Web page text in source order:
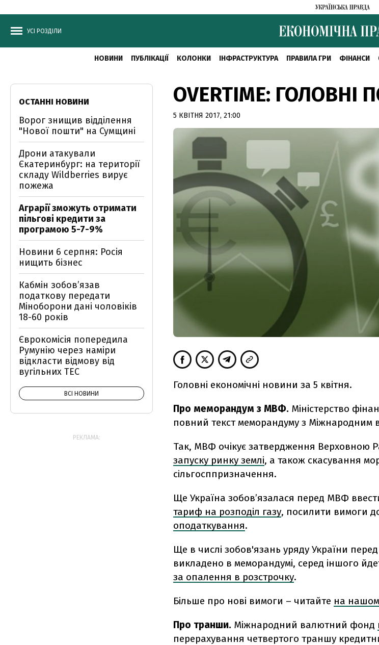
УСІ РОЗДІЛИ
НОВИНИ ПУБЛІКАЦІЇ КОЛОНКИ ІНФРАСТРУКТУРА ПРАВИЛА ГРИ ФІНАНСИ
OVERTIME: ГОЛОВНІ
5 КВІТНЯ 2017, 21:00
Головні економічні новини за 5 квітня.
Про меморандум з МВФ. Міністерство
повний текст меморандуму з
Так, МВФ очікує затвердження Верховною
запуску ринку землі, а також скасування
сільгосппризначення.
Ще Україна зобов’язалася перед МВФ
тариф на розподіл газу, посилити вимоги
оподаткування.
Ще в числі зобов'язань уряду України
викладено в меморандумі, серед іншого
за опалення в розстрочку.
Більше про нові вимоги – читайте на
Про транши. Міжнародний валютний фонд
перерахування четвертого траншу
ОСТАННІ НОВИНИ
Ворог знищив відділення
"Нової пошти" на Сумщині
Дрони атакували
Єкатеринбург: на території
складу Wildberries вирує
пожежа
Аграрії зможуть отримати
пільгові кредити за
програмою 5-7-9%
Новини 6 серпня: Росія
нищить бізнес
Кабмін зобовʼязав
податкову передати
Міноборони дані чоловіків
18-60 років
Єврокомісія попередила
Румунію через наміри
відкласти відмову від
вугільних ТЕС
ВСІ НОВИНИ
РЕКЛАМА: